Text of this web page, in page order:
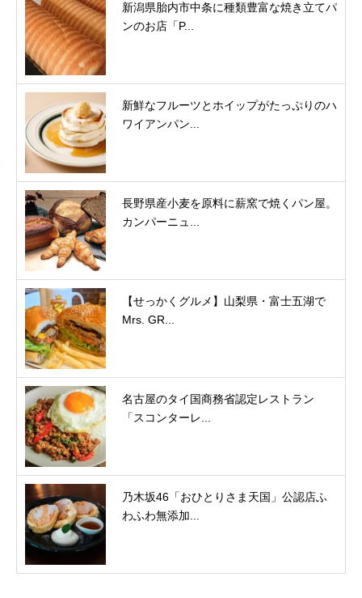
新潟県胎内市中条に種類豊富な焼き立てパ
ンのお店「P...
新鮮なフルーツとホイップがたっぷりのハ
ワイアンパン...
長野県産小麦を原料に薪窯で焼くパン屋。
カンパーニュ...
【せっかくグルメ】山梨県・富士五湖で
Mrs. GR...
名古屋のタイ国商務省認定レストラン
「スコンターレ...
乃木坂46「おひとりさま天国」公認店ふ
わふわ無添加...